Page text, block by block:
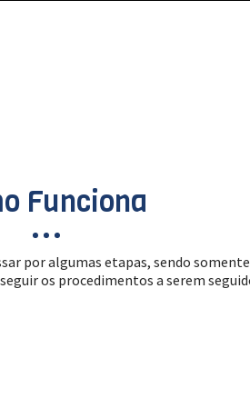
Funciona
por algumas etapas, sendo
os procedimentos a serem